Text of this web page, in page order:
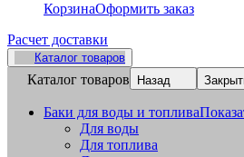
КорзинаОформить заказ
Расчет доставки
Каталог товаров
Каталог товаров Назад
Баки для воды и топлива
Для воды
Для топлива